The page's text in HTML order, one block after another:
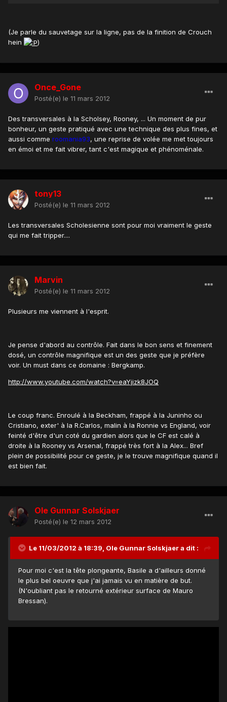
(Je parle du sauvetage sur la ligne, pas de la finition de Crouch
hein
)
Once_Gone
Posté(e) le 11 mars 2012
Des transversales à la Scholsey, Rooney, ... Un moment de pur
bonheur, un geste pratiqué avec une technique des plus fines, et
aussi comme roomania93, une reprise de volée me met toujours
en émoi et me fait vibrer, tant c'est magique et phénoménale.
tony13
Posté(e) le 11 mars 2012
Les transversales Scholesienne sont pour moi vraiment le geste
qui me fait tripper....
Marvin
Posté(e) le 11 mars 2012
Plusieurs me viennent à l'esprit.
Je pense d'abord au contrôle. Fait dans le bon sens et finement
dosé, un contrôle magnifique est un des geste que je préfère
voir. Un must dans ce domaine : Bergkamp.
http://www.youtube.com/watch?v=eaYjizk8JOQ
Le coup franc. Enroulé à la Beckham, frappé à la Juninho ou
Cristiano, exter' à la R.Carlos, malin à la Ronnie vs England, voir
feinté d'être d'un coté du gardien alors que le CF est calé à
droite à la Rooney vs Arsenal, frappé très fort à la Alex... Bref
plein de possibilité pour ce geste, je le trouve magnifique quand il
est bien fait.
Ole Gunnar Solskjaer
Posté(e) le 12 mars 2012
Le 11/03/2012 à 18:39, Ole Gunnar Solskjaer a dit :
Pour moi c'est la tête plongeante, Basile a d'ailleurs donné
le plus bel oeuvre que j'ai jamais vu en matière de but.
(N'oubliant pas le retourné extérieur surface de Mauro
Bressan).